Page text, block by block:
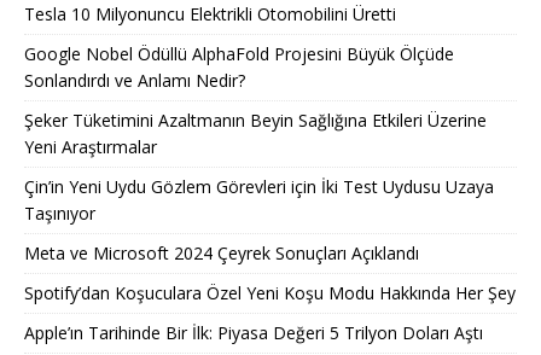
Tesla 10 Milyonuncu Elektrikli Otomobilini Üretti
Google Nobel Ödüllü AlphaFold Projesini Büyük Ölçüde
Sonlandırdı ve Anlamı Nedir?
Şeker Tüketimini Azaltmanın Beyin Sağlığına Etkileri Üzerine
Yeni Araştırmalar
Çin’in Yeni Uydu Gözlem Görevleri için İki Test Uydusu Uzaya
Taşınıyor
Meta ve Microsoft 2024 Çeyrek Sonuçları Açıklandı
Spotify’dan Koşuculara Özel Yeni Koşu Modu Hakkında Her Şey
Apple’ın Tarihinde Bir İlk: Piyasa Değeri 5 Trilyon Doları Aştı